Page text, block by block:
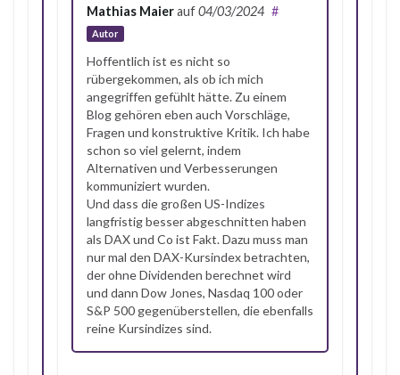
Mathias Maierauf04/03/2024
Autor
#
Hoffentlich ist es nicht so
rübergekommen, als ob ich mich
angegriffen gefühlt hätte. Zu einem
Blog gehören eben auch Vorschläge,
Fragen und konstruktive Kritik. Ich habe
schon so viel gelernt, indem
Alternativen und Verbesserungen
kommuniziert wurden.
Und dass die großen US-Indizes
langfristig besser abgeschnitten haben
als DAX und Co ist Fakt. Dazu muss man
nur mal den DAX-Kursindex betrachten,
der ohne Dividenden berechnet wird
und dann Dow Jones, Nasdaq 100 oder
S&P 500 gegenüberstellen, die ebenfalls
reine Kursindizes sind.